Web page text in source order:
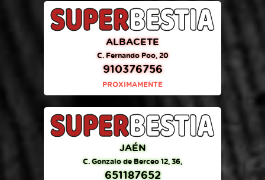
ALBACETE
C. Fernando Poo, 20
910376756
PROXIMAMENTE
JAÉN
C. Gonzalo de Berceo 12, 36,
651187652